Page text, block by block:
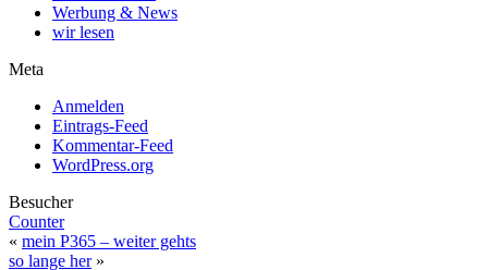
Werbung & News
wir lesen
Meta
Anmelden
Eintrags-Feed
Kommentar-Feed
WordPress.org
Besucher
Counter
« mein P365 – weiter gehts
so lange her»